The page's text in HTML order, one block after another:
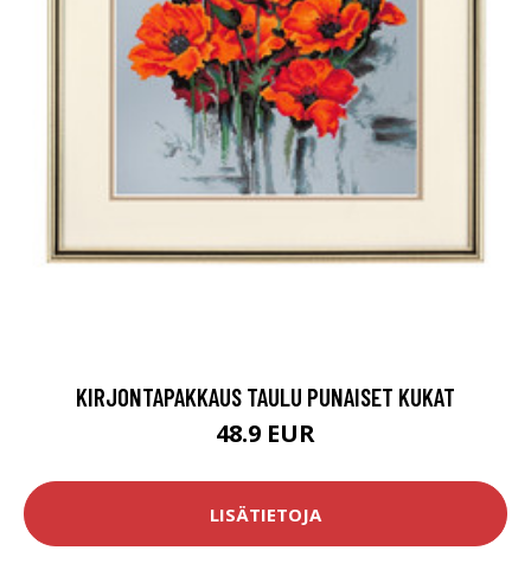
KIRJONTAPAKKAUS TAULU PUNAISET KUKAT
48.9 EUR
LISÄTIETOJA